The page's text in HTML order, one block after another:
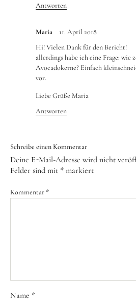
Antworten
Maria
11. April 2018
Hi! Vielen Dank für den Bericht!
allerdings habe ich eine Frage: wie
Avocadokerne? Einfach
vor.
Liebe Grüße Maria
Antworten
Schreibe einen Kommentar
Deine E-Mail-Adresse wird nicht
Felder sind mit * markiert
Kommentar *
Name *